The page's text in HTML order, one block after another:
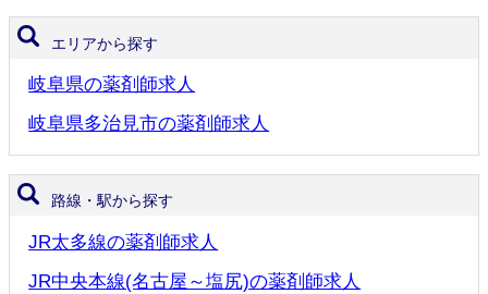
エリアから探す
岐阜県の薬剤師求人
岐阜県多治見市の薬剤師求人
路線・駅から探す
JR太多線の薬剤師求人
JR中央本線(名古屋～塩尻)の薬剤師求人